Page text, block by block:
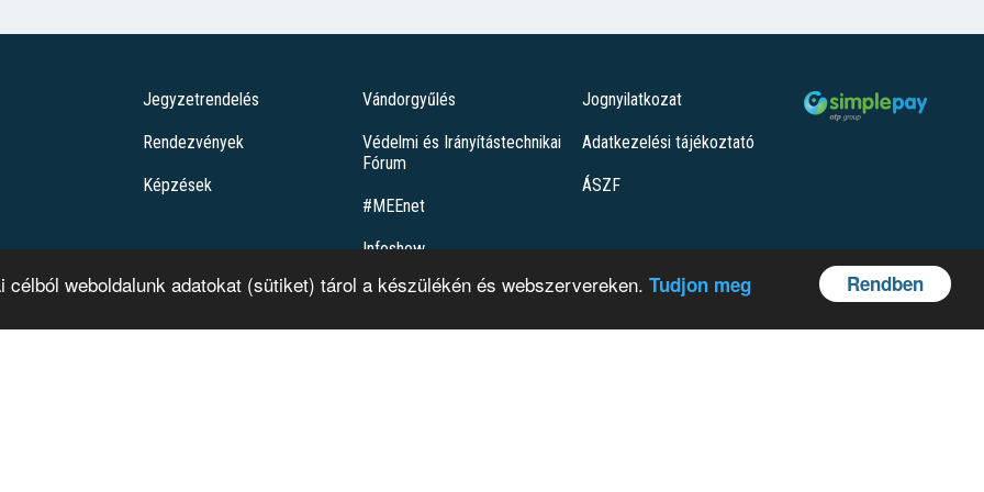
Rendben
weboldalunk adatokat (sütiket) tárol a készülékén és webszervereken. Tudjon meg
Jegyzetrendelés
Rendezvények
Képzések
Vándorgyűlés
Védelmi és Irányítástechnikai
Fórum
#MEEnet
Infoshow
Mi a pálya
Jognyilatkozat
Adatkezelési tájékoztató
ÁSZF